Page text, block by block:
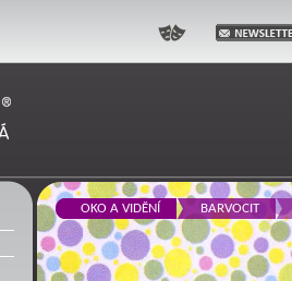
OKO A VIDĚNÍ BARVOCIT